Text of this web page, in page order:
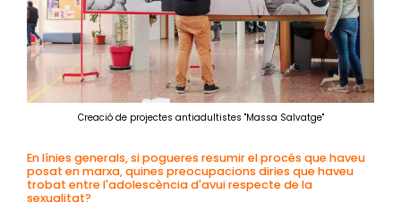
Creació de projectes antiadultistes "Massa Salvatge"
En línies generals, si pogueres resumir el procés que haveu
posat en marxa, quines preocupacions diries que haveu
trobat entre l'adolescència d'avui respecte de la
sexualitat?